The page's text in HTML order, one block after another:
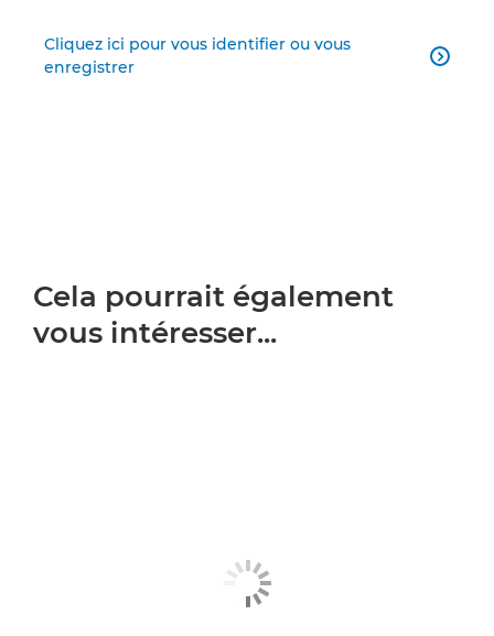
Cliquez ici pour vous identifier ou vous
enregistrer

Cela pourrait également
vous intéresser...